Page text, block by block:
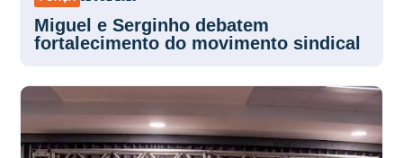
Miguel e Serginho debatem
fortalecimento do movimento sindical